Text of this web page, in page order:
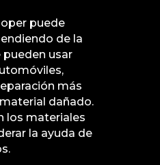
puede
de la
pueden usar
más
dañado.
los materiales
la ayuda de